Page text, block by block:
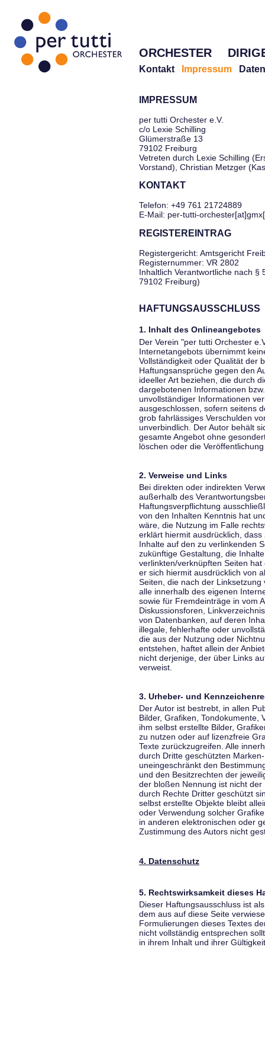
ORCHESTER
Kontakt Impressum
IMPRESSUM
per tutti Orchester e.V.
c/o Lexie Schilling
Glümerstraße 13
79102 Freiburg
Vetreten durch Lexie Schilling
Vorstand), Christian Metzger
KONTAKT
Telefon: +49 761 21724889
E-Mail: per-tutti-
REGISTEREINTRAG
Registergericht: Amtsgericht
Registernummer: VR 2802
Inhaltlich Verantwortliche nach §
79102 Freiburg)
HAFTUNGSAUSSCHLUSS
1. Inhalt des Onlineangebotes
Der Verein "per tutti Orchester
Internetangebots übernimmt
Vollständigkeit oder Qualität der
Haftungsansprüche gegen den
ideeller Art beziehen, die durch
dargebotenen Informationen
unvollständiger Informationen
ausgeschlossen, sofern seitens
grob fahrlässiges Verschulden
unverbindlich. Der Autor behält
gesamte Angebot ohne
löschen oder die
2. Verweise und Links
Bei direkten oder indirekten
außerhalb des
Haftungsverpflichtung
von den Inhalten Kenntnis hat
wäre, die Nutzung im Falle
erklärt hiermit ausdrücklich,
Inhalte auf den zu verlinkenden
zukünftige Gestaltung, die
verlinkten/verknüpften Seiten
er sich hiermit ausdrücklich von
Seiten, die nach der
alle innerhalb des eigenen
sowie für Fremdeinträge in vom
Diskussionsforen,
von Datenbanken, auf deren
illegale, fehlerhafte oder
die aus der Nutzung oder
entstehen, haftet allein der
nicht derjenige, der über Links
verweist.
3. Urheber- und
Der Autor ist bestrebt, in allen
Bilder, Grafiken, Tondokumente,
ihm selbst erstellte Bilder,
zu nutzen oder auf lizenzfreie
Texte zurückzugreifen. Alle
durch Dritte geschützten
uneingeschränkt den
und den Besitzrechten der
der bloßen Nennung ist nicht
durch Rechte Dritter geschützt
selbst erstellte Objekte bleibt
oder Verwendung solcher
in anderen elektronischen oder
Zustimmung des Autors nicht
4. Datenschutz
5. Rechtswirksamkeit dieses
Dieser Haftungsausschluss ist
dem aus auf diese Seite
Formulierungen dieses Textes
nicht vollständig entsprechen
in ihrem Inhalt und ihrer